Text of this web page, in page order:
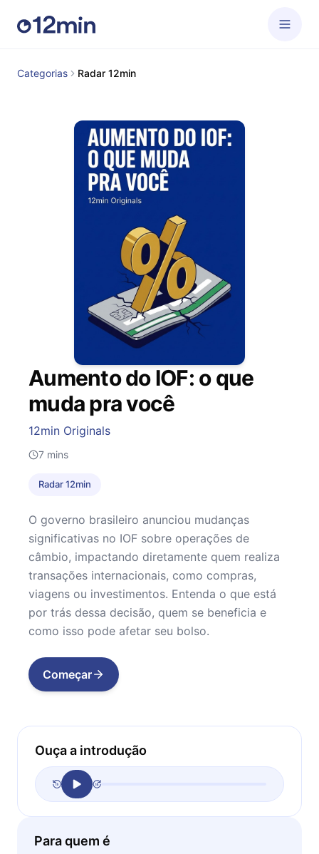
Categorias Radar 12min
Aumento do IOF: o que
muda pra você
12min Originals
7 mins
Radar 12min
O governo brasileiro anunciou mudanças
significativas no IOF sobre operações de
câmbio, impactando diretamente quem realiza
transações internacionais, como compras,
viagens ou investimentos. Entenda o que está
por trás dessa decisão, quem se beneficia e
como isso pode afetar seu bolso.
Começar
Ouça a introdução
Para quem é